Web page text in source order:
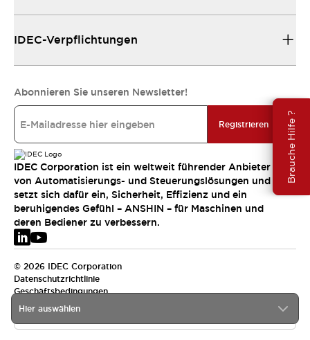
Brauche Hilfe ?
Hier auswählen
IDEC-Verpflichtungen
Abonnieren Sie unseren Newsletter!
Registrieren
IDEC Corporation ist ein weltweit führender Anbieter
von Automatisierungs- und Steuerungslösungen und
setzt sich dafür ein, Sicherheit, Effizienz und ein
beruhigendes Gefühl – ANSHIN – für Maschinen und
deren Bediener zu verbessern.
© 2026 IDEC Corporation
Datenschutzrichtlinie
Geschäftsbedingungen
EMEA